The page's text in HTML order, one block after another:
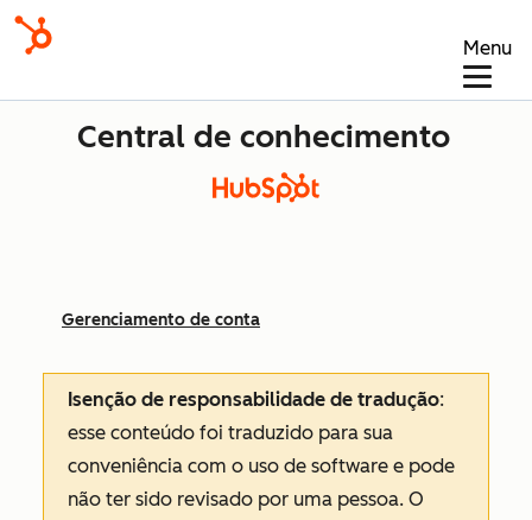
Menu
Central de conhecimento
Gerenciamento de conta
Isenção de responsabilidade de tradução:
esse conteúdo foi traduzido para sua
conveniência com o uso de software e pode
não ter sido revisado por uma pessoa. O